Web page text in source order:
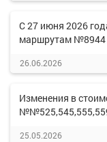
С 27 июня 2026
маршрутам №8944
26.06.2026
Изменения в
25.05.2026